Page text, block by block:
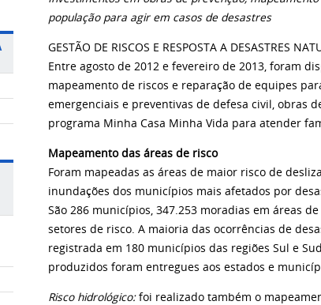
população para agir em casos de desastres
GESTÃO DE RISCOS E RESPOSTA A DESASTRES
Entre agosto de 2012 e fevereiro de 2013, foram
mapeamento de riscos e reparação de equipes
emergenciais e preventivas de defesa civil, obras
programa Minha Casa Minha Vida para atender
Mapeamento das áreas de risco
Foram mapeadas as áreas de maior risco de
inundações dos municípios mais afetados por
São 286 municípios, 347.253 moradias em áreas
setores de risco. A maioria das ocorrências de
registrada em 180 municípios das regiões Sul e
produzidos foram entregues aos estados e
Risco hidrológico:foi realizado também o